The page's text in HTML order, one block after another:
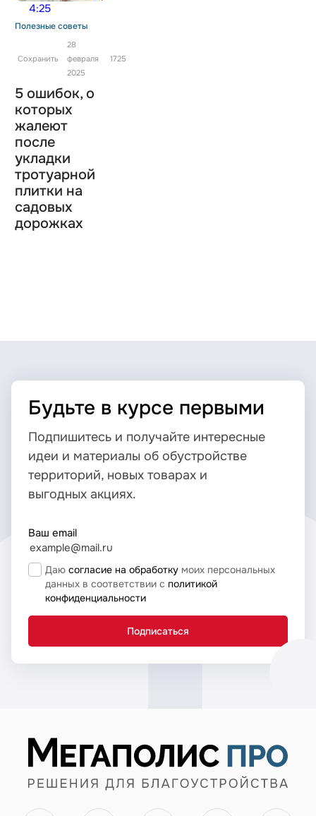
4:25
Полезные советы
Сохранить
28
февраля
2025
1725
5 ошибок, о
которых
жалеют
после
укладки
тротуарной
плитки на
садовых
дорожках
Будьте в курсе первыми
Подпишитесь и получайте интересные
идеи и материалы об обустройстве
территорий, новых товарах и
выгодных акциях.
Ваш email
Даю согласие на обработкумоих персональных
данных в соответствии с политикой
конфиденциальности